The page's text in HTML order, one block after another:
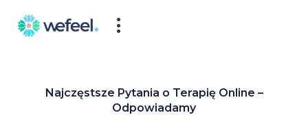
content
Najczęstsze Pytania o Terapię Online –
Odpowiadamy